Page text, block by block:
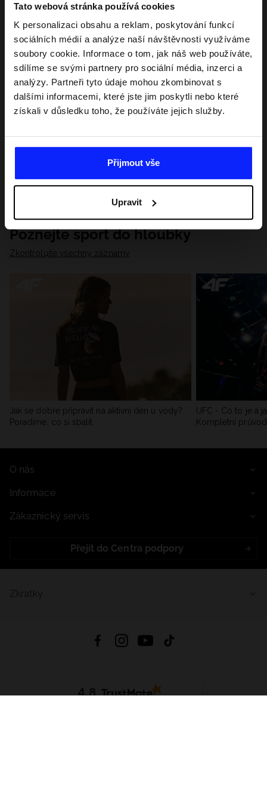
Tato webová stránka používá cookies
K personalizaci obsahu a reklam, poskytování funkcí
sociálních médií a analýze naší návštěvnosti využíváme
soubory cookie. Informace o tom, jak náš web používáte,
sdílíme se svými partnery pro sociální média, inzerci a
analýzy. Partneři tyto údaje mohou zkombinovat s
dalšími informacemi, které jste jim poskytli nebo které
získali v důsledku toho, že používáte jejich služby.
Přijmout vše
Upravit
Poznejte sport do hloubky
Zkontrolujte všechny záznamy
Jak se dobře připravit na aktivní den u vody?
Poradíme, co si sbalit
UFC - Co to je a
Kompletní
O nás
Informace
Zákaznický servis
Přejít do Centra podpory
4.8